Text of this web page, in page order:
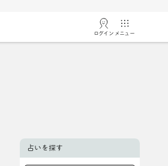
ログイン メニュー
占いを探す